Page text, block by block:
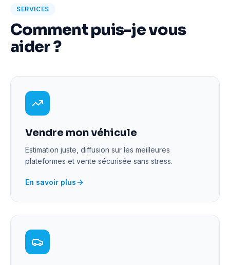
SERVICES
Comment puis-je vous
aider ?
Vendre mon véhicule
Estimation juste, diffusion sur les meilleures
plateformes et vente sécurisée sans stress.
En savoir plus